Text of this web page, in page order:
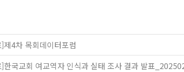
제4차 목회데이터포럼
한국교회 여교역자 인식과 실태 조사 결과 발표